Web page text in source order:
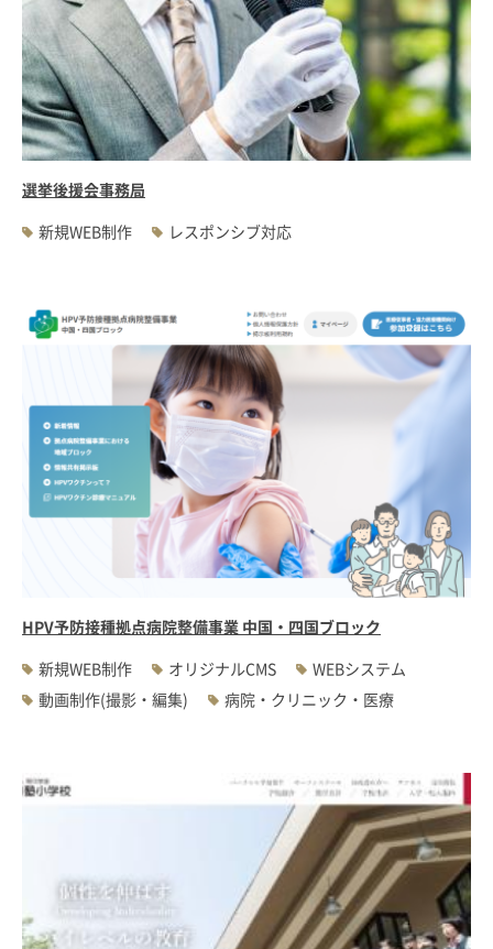
選挙後援会事務局
新規WEB制作
レスポンシブ対応
HPV予防接種拠点病院整備事業 中国・四国ブロック
新規WEB制作
オリジナルCMS
WEBシステム
動画制作(撮影・編集)
病院・クリニック・医療